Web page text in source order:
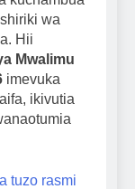
wa
Hii
Mwalimu
imevuka
ikivutia
tuzo rasmi